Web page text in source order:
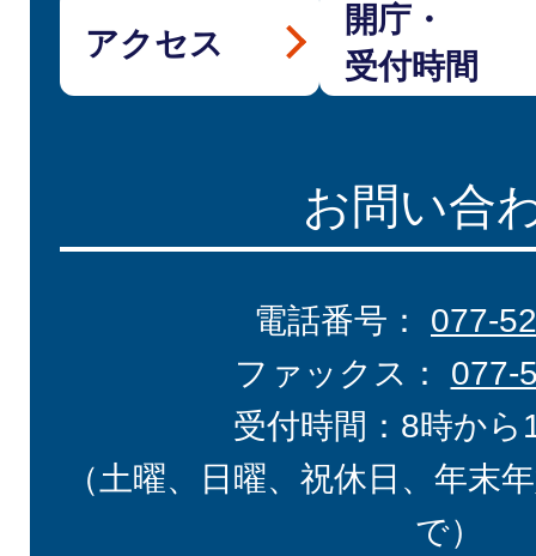
アクセス
開庁・
受付時間
お問い合
電話番号： 077-
ファックス： 077-
受付時間：8時から
（土曜、日曜、祝休日、年末
で）